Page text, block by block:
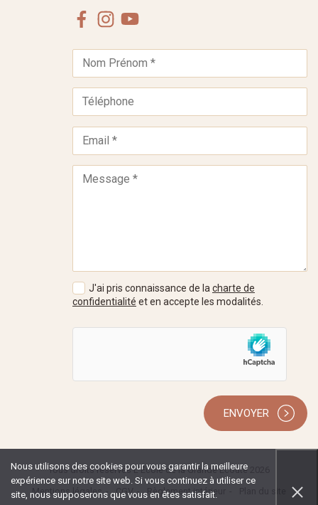
FacebookInstagram
J'ai pris connaissance de lacharte de
confidentialité et en accepte les modalités.
ENVOYER
Tous droits réservés L'École de la Grande Écoute 2026
Mentions légales
CGV Règlement intérieur
Nous utilisons des cookies pour vous garantir la meilleure
expérience sur notre site web. Si vous continuez à utiliser ce
site, nous supposerons que vous en êtes satisfait.